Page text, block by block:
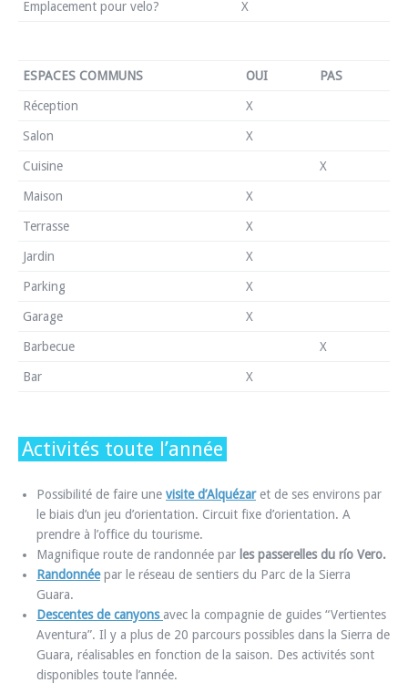
Emplacement pour velo? X
ESPACES COMMUNS OUI PAS
Réception X
Salon X
Cuisine X
Maison X
Terrasse X
Jardin X
Parking X
Garage X
Barbecue X
Bar X
Activités toute l’année
Possibilité de faire une visite d’Alquézaret de ses environs par
le biais d’un jeu d’orientation. Circuit fixe d’orientation. A
prendre à l’office du tourisme.
Magnifique route de randonnée par les passerelles du río Vero.
Randonnéepar le réseau de sentiers du Parc de la Sierra
Guara.
Descentes de canyons avec la compagnie de guides “Vertientes
Aventura”. Il y a plus de 20 parcours possibles dans la Sierra de
Guara, réalisables en fonction de la saison. Des activités sont
disponibles toute l’année.